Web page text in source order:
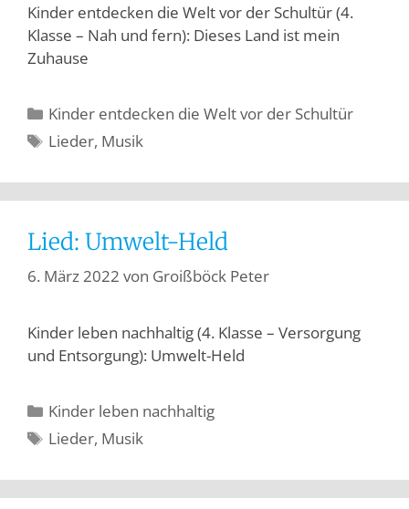
Kinder entdecken die Welt vor der Schultür (4.
Klasse – Nah und fern): Dieses Land ist mein
Zuhause
Kinder entdecken die Welt vor der Schultür
Lieder, Musik
Lied: Umwelt-Held
6. März 2022 von Groißböck Peter
Kinder leben nachhaltig (4. Klasse – Versorgung
und Entsorgung): Umwelt-Held
Kinder leben nachhaltig
Lieder, Musik